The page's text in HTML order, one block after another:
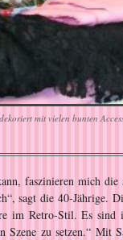
mit vielen bunten
faszinieren mich
sagt die 40-Jährige.
im Retro-Stil. Es
Szene zu setzen.“ Mit